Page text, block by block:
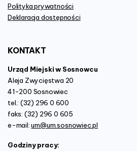
Polityka prywatności
Deklaracja dostępności
KONTAKT
Urząd Miejski w Sosnowcu
Aleja Zwycięstwa 20
41-200 Sosnowiec
tel.: (32) 296 0 600
faks: (32) 296 0 605
e-mail:um@um.sosnowiec.pl
Godziny pracy: